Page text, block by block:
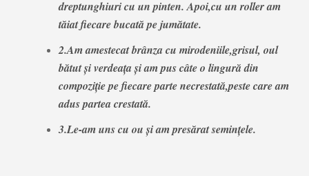
dreptunghiuri cu un pinten. Apoi,cu un roller am
tăiat fiecare bucată pe jumătate.
2.Am amestecat brânza cu mirodeniile,grisul, oul
bătut și verdeața și am pus câte o lingură din
compoziție pe fiecare parte necrestată,peste care am
adus partea crestată.
3.Le-am uns cu ou și am presărat semințele.